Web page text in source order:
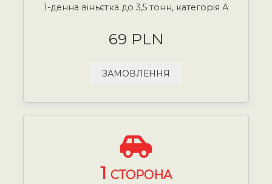
1-денна віньєтка до 3,5 тонн, категорія А
69 PLN
ЗАМОВЛЕННЯ
1 СТОРОНА